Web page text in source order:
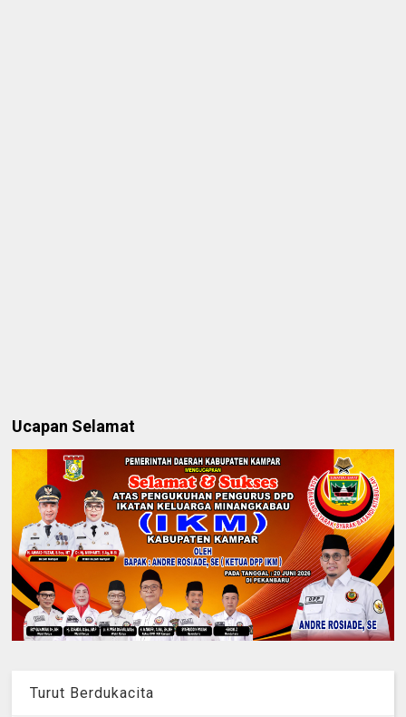
Ucapan Selamat
Turut Berdukacita